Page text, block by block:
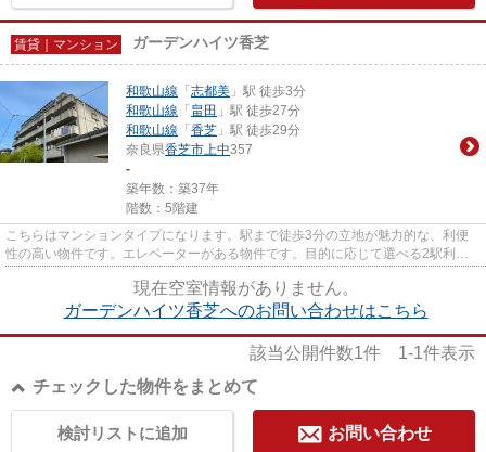
賃貸｜マンション ガーデンハイツ香芝
和歌山線 「 志都美 」駅 徒歩3分
和歌山線 「 畠田 」駅 徒歩27分
和歌山線 「 香芝 」駅 徒歩29分
奈良県香芝市上中357
-
築年数：築37年
階数：5階建
こちらはマンションタイプになります。駅まで徒歩3分の立地が魅力的な、利便
性の高い物件です。エレベーターがある物件です。目的に応じて選べる2駅利用
現在空室情報がありません。
ガーデンハイツ香芝へのお問い合わせはこちら
該当公開件数1件 1-1件表示
チェックした物件をまとめて
お問い合わせ
検討リストに追加